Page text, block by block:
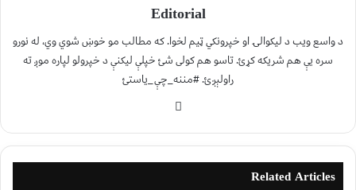
Editorial
د واسع ویب د لیکوالۍ او خپرونکي ټیم لخوا. که مطالب مو خوښ شوي وي، له نورو
سره یې هم شریکه کړئ. تاسو هم کولی شئ خپلې لیکنې د خپرولو لپاره موږ ته
راولېږئ. #مننه_چې_یاستئ
Related Articles